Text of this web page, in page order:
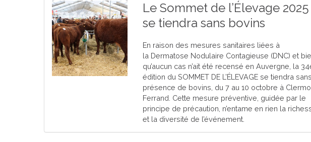
Le Sommet de l’Élevage 2025
se tiendra sans bovins
En raison des mesures sanitaires liées à
la Dermatose Nodulaire Contagieuse (DNC) et
qu’aucun cas n’ait été recensé en Auvergne, la
édition du SOMMET DE L’ÉLEVAGE se tiendra
présence de bovins, du 7 au 10 octobre à
Ferrand. Cette mesure préventive, guidée par le
principe de précaution, n’entame en rien la
et la diversité de l’événement.